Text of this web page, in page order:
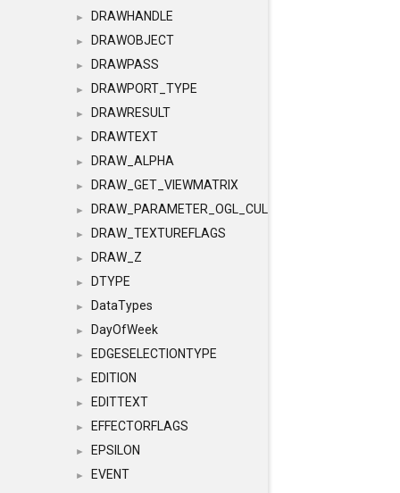
► DRAWHANDLE
► DRAWOBJECT
► DRAWPASS
► DRAWPORT_TYPE
► DRAWRESULT
► DRAWTEXT
► DRAW_ALPHA
► DRAW_GET_VIEWMATRIX
► DRAW_PARAMETER_OGL_CULLING
► DRAW_TEXTUREFLAGS
► DRAW_Z
► DTYPE
► DataTypes
► DayOfWeek
► EDGESELECTIONTYPE
► EDITION
► EDITTEXT
► EFFECTORFLAGS
► EPSILON
►
EVENT